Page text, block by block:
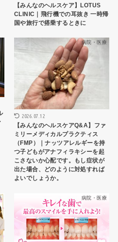
【みんなのヘルスケア】LOTUS
CLINIC｜飛行機での耳抜き 一時帰
国や旅行で搭乗するときに
病院・医療
2026.07.12
【みんなのヘルスケアQ&A】ファ
ミリーメディカルプラクティス
（FMP）｜ナッツアレルギーを持
つ子どもがアナフィラキシーを起
こさないか心配です。もし症状が
出た場合、どのように対処すれば
よいでしょうか。
病院・医療